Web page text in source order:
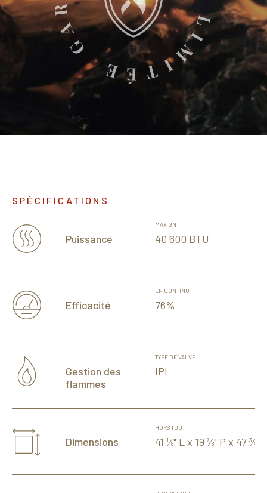
SPÉCIFICATIONS
Puissance
MAX GN
40 600 BTU
Efficacité
EN CONTINU
76%
Gestion des
flammes
TYPE DE VALVE
IPI
Dimensions
HORS TOUT
41 1⁄8" L x 19 7⁄8" P x 47 3⁄4